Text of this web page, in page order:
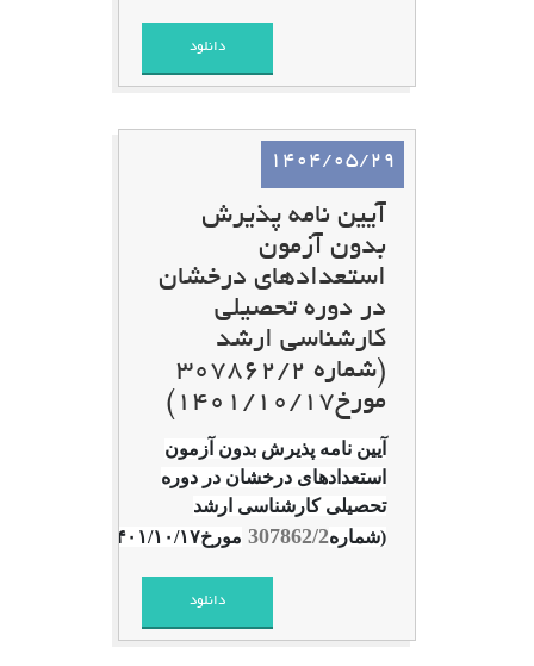
دانلود
1404/05/29
آیین نامه پذیرش
بدون آزمون
استعدادهای درخشان
در دوره تحصیلی
کارشناسی ارشد
(شماره 307862/2
مورخ۱۴۰۱/۱۰/۱۷)
آیین نامه پذیرش بدون آزمون
استعدادهای درخشان در دوره
تحصیلی کارشناسی ارشد
(شماره307862/2 مورخ۱۴۰۱/۱۰/۱۷)
دانلود